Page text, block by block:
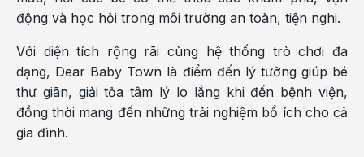
động và học hỏi trong môi trường an toàn, tiện nghi.
Với diện tích rộng rãi cùng hệ thống trò chơi đa
dạng, Dear Baby Town là điểm đến lý tưởng giúp bé
thư giãn, giải tỏa tâm lý lo lắng khi đến bệnh viện,
đồng thời mang đến những trải nghiệm bổ ích cho cả
gia đình.